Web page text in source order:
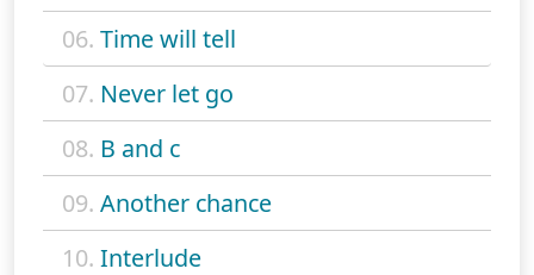
06. Time will tell
07. Never let go
08. B and c
09. Another chance
10. Interlude